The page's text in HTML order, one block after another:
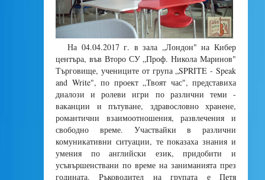
На 04.04.2017 г. в зала „Лондон" на Кибер
центъра, във Второ СУ „Проф. Никола Маринов"
Търговище, учениците от група „SPRITE - Speak
and Write", по проект „Твоят час", представиха
диалози и ролеви игри по различни теми -
ваканции и пътуване, здравословно хранене,
романтични взаимоотношения, развлечения и
свободно време. Участвайки в различни
комуникативни ситуации, те показаха знания и
умения по английски език, придобити и
усъвършенствани по време на заниманията през
годината. Ръководител на групата е Петя